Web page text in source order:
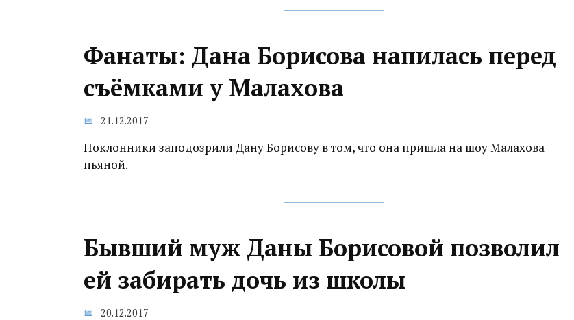
Фанаты: Дана Борисова напилась перед
съёмками у Малахова
21.12.2017
Поклонники заподозрили Дану Борисову в том, что она пришла на шоу Малахова
пьяной.
Бывший муж Даны Борисовой позволил
ей забирать дочь из школы
20.12.2017